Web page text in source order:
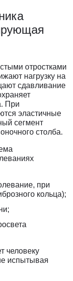
отростками
нагрузку на
сдавливание
При
эластичные
сегмент
столба.
при
кольца);
человеку
испытывая